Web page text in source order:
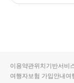
입니
다.
순
상
이용약관위치기반서비
여행자보험 가입안내여